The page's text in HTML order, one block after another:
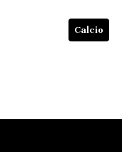
Calcio